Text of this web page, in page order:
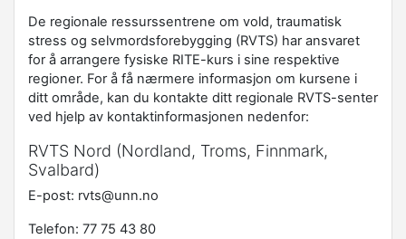
De regionale ressurssentrene om vold, traumatisk
stress og selvmordsforebygging (RVTS) har ansvaret
for å arrangere fysiske RITE-kurs i sine respektive
regioner. For å få nærmere informasjon om kursene i
ditt område, kan du kontakte ditt regionale RVTS-senter
ved hjelp av kontaktinformasjonen nedenfor:
RVTS Nord (Nordland, Troms, Finnmark,
Svalbard)
E-post: rvts@unn.no
Telefon: 77 75 43 80